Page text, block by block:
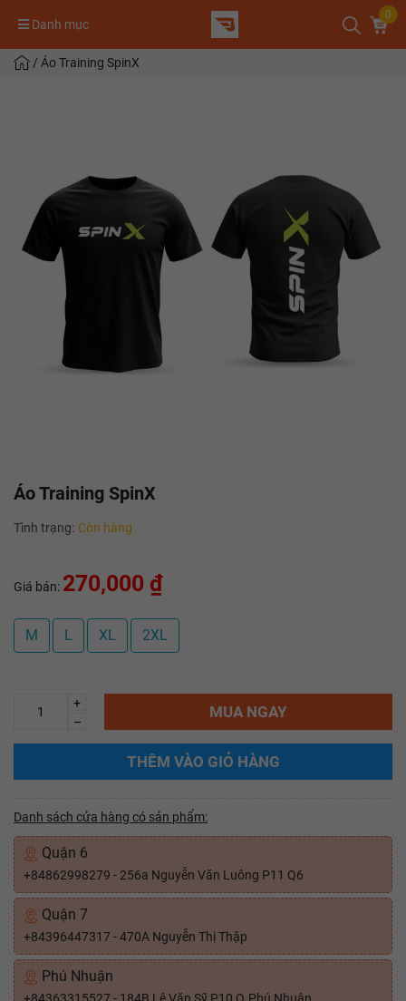
Danh mục
0
/ Áo Training SpinX
Áo Training SpinX
Tình trạng: Còn hàng
Giá bán: 270,000 ₫
M L XL 2XL
+
–
MUA NGAY
THÊM VÀO GIỎ HÀNG
Danh sách cửa hàng có sản phẩm:
Quận 6
+84862998279 - 256a Nguyễn Văn Luông P11 Q6
Quận 7
+84396447317 - 470A Nguyễn Thị Thập
Phú Nhuận